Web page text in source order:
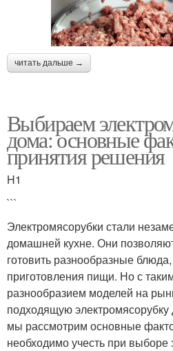
читать дальше →
Выбираем
дома: основные
принятия решения
H1
```
Электромясорубки стали
домашней кухне. Они
готовить разнообразные
приготовления пищи. Но с
разнообразием моделей на
подходящую
мы рассмотрим основные
необходимо учесть при выборе